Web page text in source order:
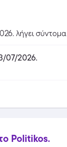
λήγει σύντομα
έως 13/07/2026.
Politikos.